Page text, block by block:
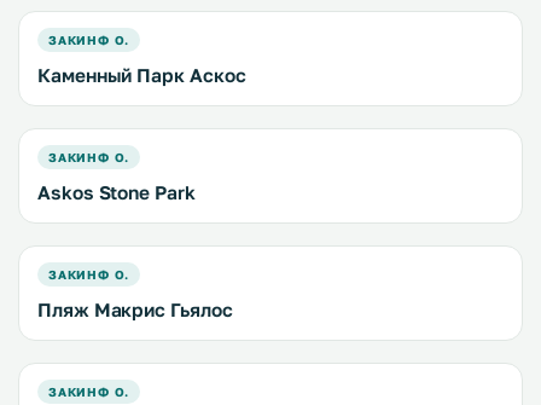
ЗАКИНФ О.
Каменный Парк Аскос
ЗАКИНФ О.
Askos Stone Park
ЗАКИНФ О.
Пляж Макрис Гьялос
ЗАКИНФ О.